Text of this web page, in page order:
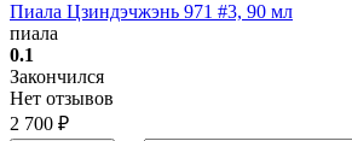
Пиала Цзиндэчжэнь 971 #3, 90 мл
пиала
0.1
Закончился
Нет отзывов
2 700 ₽